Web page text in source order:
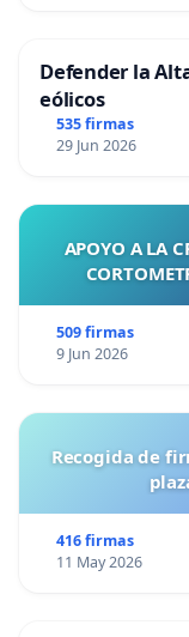
Defender la
eólicos
535 firmas
29 Jun 2026
APOYO A LA
509 firmas
9 Jun 2026
Recogida de
416 firmas
11 May 2026